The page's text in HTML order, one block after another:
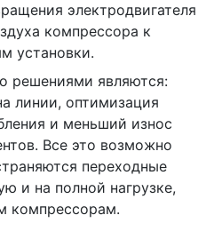
электродвигателя
компрессора к
установки.
решениями являются:
линии, оптимизация
и меньший износ
Все это возможно
переходные
и на полной нагрузке,
компрессорам.